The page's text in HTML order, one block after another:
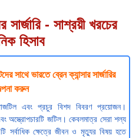
সার্জারি - সাশ্রয়ী খরচের
হিসাব
সাথে ভারতে ব্রেন ক্যান্সার সার্জারির
করুন
এবং প্রচুর বিশদ বিবরণ প্রয়োজন।
অস্ত্রোপচারটি জটিল। কেবলমাত্র সেরা শল্য
সর্বাধিক ক্ষেত্রে জীবন ও মৃত্যুর বিষয় হতে